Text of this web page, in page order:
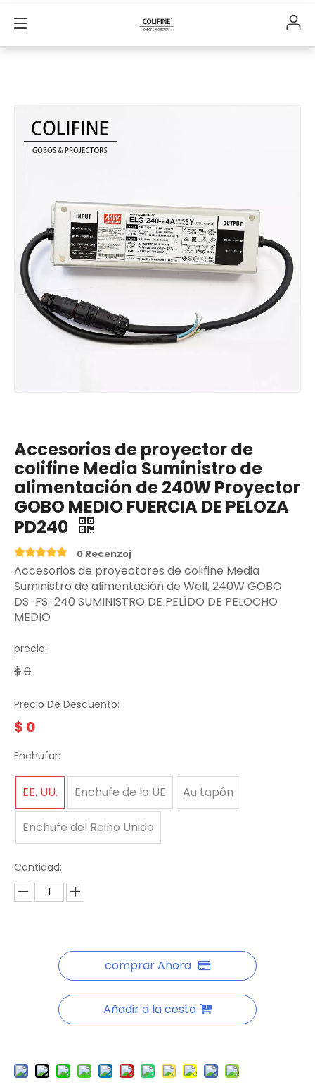
Accesorios de proyector de
colifine Media Suministro de
alimentación de 240W Proyector
GOBO MEDIO FUERCIA DE PELOZA
PD240
0 Recenzoj
Accesorios de proyectores de colifine Media
Suministro de alimentación de Well, 240W GOBO
DS-FS-240 SUMINISTRO DE PELÍDO DE PELOCHO
MEDIO
precio:
$0
Precio De Descuento:
$ 0
Enchufar:
EE. UU. Enchufe de la UE Au tapón
Enchufe del Reino Unido
Cantidad:
comprar Ahora
Añadir a la cesta